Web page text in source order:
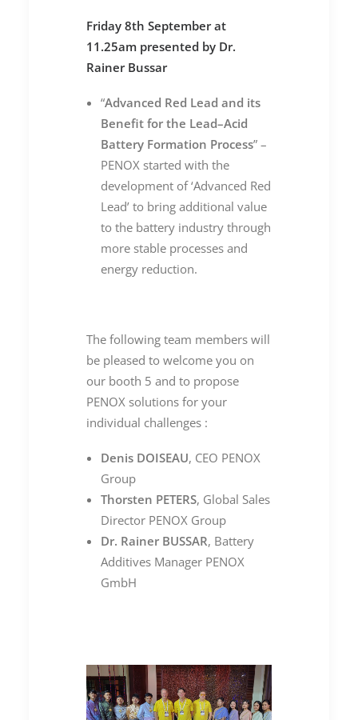
Friday 8th September at
11.25am presented by Dr.
Rainer Bussar
“Advanced Red Lead and its
Benefit for the Lead–Acid
Battery Formation Process” –
PENOX started with the
development of ‘Advanced Red
Lead’ to bring additional value
to the battery industry through
more stable processes and
energy reduction.
The following team members will
be pleased to welcome you on
our booth 5 and to propose
PENOX solutions for your
individual challenges :
Denis DOISEAU, CEO PENOX
Group
Thorsten PETERS, Global Sales
Director PENOX Group
Dr. Rainer BUSSAR, Battery
Additives Manager PENOX
GmbH